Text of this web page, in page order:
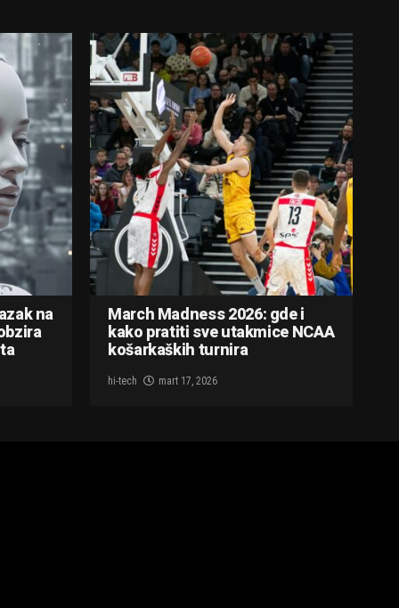
na March Madness 2026: gde i
kako pratiti sve utakmice NCAA
košarkaških turnira
hi-tech mart 17, 2026